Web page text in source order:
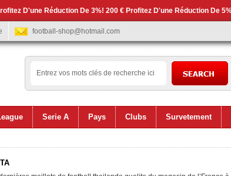
D'une Réduction De 3%! 200 € Profitez D'une Réduction De
football-shop@hotmail.com
Serie A Pays Clubs Survetement